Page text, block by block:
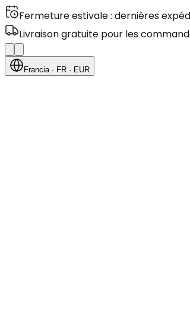
Fermeture estivale : dernières
Livraison gratuite pour les
Francia· FR · EUR